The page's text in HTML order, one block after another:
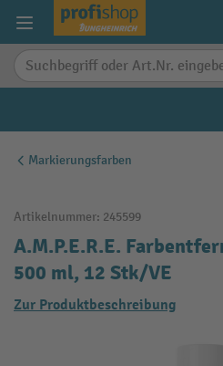
springen
Markierungsfarben
Artikelnummer: 245599
A.M.P.E.R.E.
500 ml, 12 Stk/VE
Zur Produktbeschreibung